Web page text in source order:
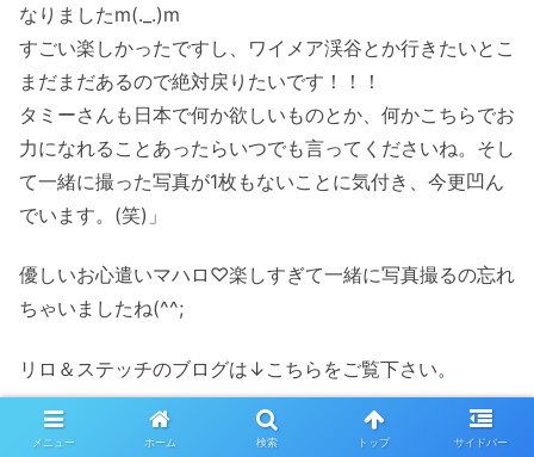
なりましたm(._.)m
すごい楽しかったですし、ワイメア渓谷とか行きたいとこ
まだまだあるので絶対戻りたいです！！！
タミーさんも日本で何か欲しいものとか、何かこちらでお
力になれることあったらいつでも言ってくださいね。そし
て一緒に撮った写真が1枚もないことに気付き、今更凹ん
でいます。(笑)」
優しいお心遣いマハロ♡楽しすぎて一緒に写真撮るの忘れ
ちゃいましたね(^^;
リロ＆ステッチのブログは↓こちらをご覧下さい。
カウアイ島ハナペペタウンから消えたリロ＆スティッチは
メニュー ホーム 検索 トップ サイドバー